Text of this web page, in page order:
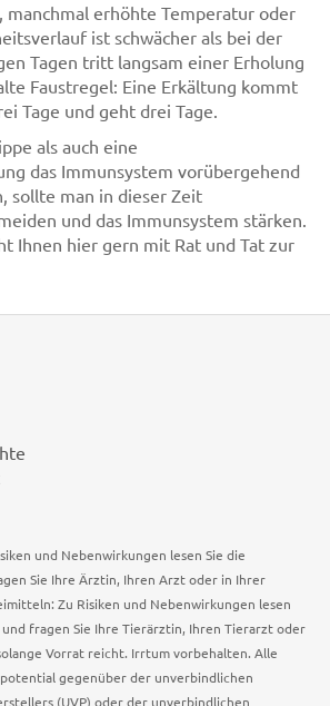
manchmal erhöhte Temperatur oder
ist schwächer als bei der
Tagen tritt langsam einer Erholung
Faustregel: Eine Erkältung kommt
Tage und geht drei Tage.
als auch eine
das Immunsystem vorübergehend
sollte man in dieser Zeit
und das Immunsystem stärken.
Ihnen hier gern mit Rat und Tat zur
und Nebenwirkungen lesen Sie die
Sie Ihre Ärztin, Ihren Arzt oder in Ihrer
Zu Risiken und Nebenwirkungen lesen
und fragen Sie Ihre Tierärztin, Ihren Tierarzt oder
Vorrat reicht. Irrtum vorbehalten. Alle
gegenüber der unverbindlichen
(UVP) oder der unverbindlichen